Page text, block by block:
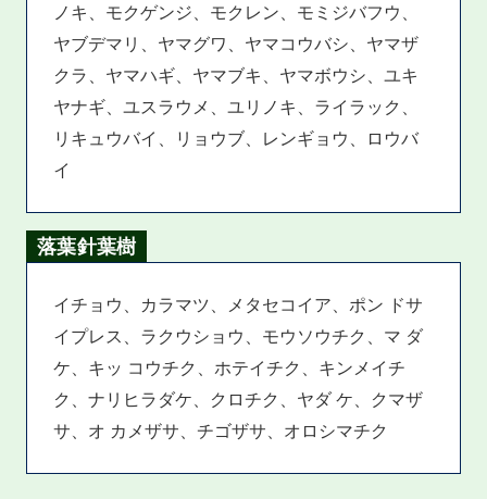
ノキ、モクゲンジ、モクレン、モミジバフウ、
ヤブデマリ、ヤマグワ、ヤマコウバシ、ヤマザ
クラ、ヤマハギ、ヤマブキ、ヤマボウシ、ユキ
ヤナギ、ユスラウメ、ユリノキ、ライラック、
リキュウバイ、リョウブ、レンギョウ、ロウバ
イ
落葉針葉樹
イチョウ、カラマツ、メタセコイア、ポン ドサ
イプレス、ラクウショウ、モウソウチク、マ ダ
ケ、キッ コウチク、ホテイチク、キンメイチ
ク、ナリヒラダケ、クロチク、ヤダ ケ、クマザ
サ、オ カメザサ、チゴザサ、オロシマチク